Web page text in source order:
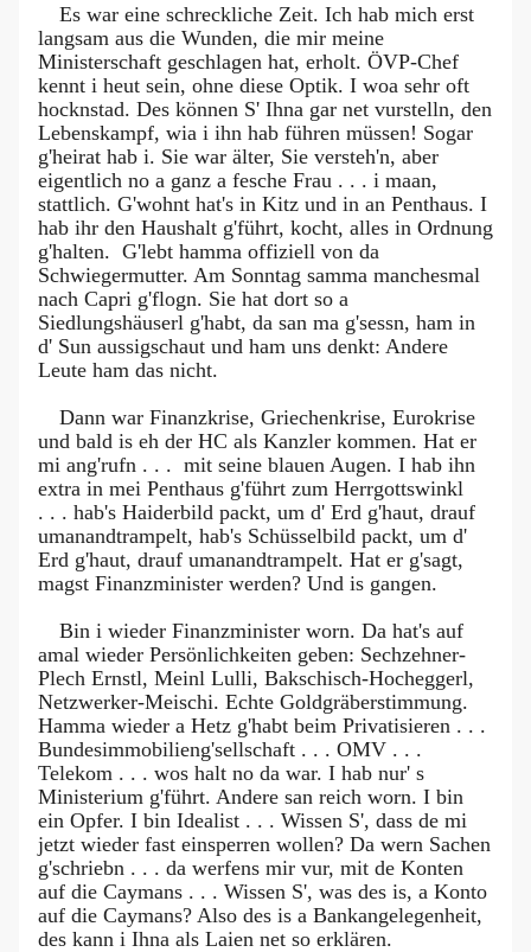
Es war eine schreckliche Zeit. Ich hab mich erst
langsam aus die Wunden, die mir meine
Ministerschaft geschlagen hat, erholt. ÖVP-Chef
kennt i heut sein, ohne diese Optik. I woa sehr oft
hocknstad. Des können S' Ihna gar net vurstelln, den
Lebenskampf, wia i ihn hab führen müssen! Sogar
g'heirat hab i. Sie war älter, Sie versteh'n, aber
eigentlich no a ganz a fesche Frau . . . i maan,
stattlich. G'wohnt hat's in Kitz und in an Penthaus. I
hab ihr den Haushalt g'führt, kocht, alles in Ordnung
g'halten. G'lebt hamma offiziell von da
Schwiegermutter. Am Sonntag samma manchesmal
nach Capri g'flogn. Sie hat dort so a
Siedlungshäuserl g'habt, da san ma g'sessn, ham in
d' Sun aussigschaut und ham uns denkt: Andere
Leute ham das nicht.
Dann war Finanzkrise, Griechenkrise, Eurokrise
und bald is eh der HC als Kanzler kommen. Hat er
mi ang'rufn . . . mit seine blauen Augen. I hab ihn
extra in mei Penthaus g'führt zum Herrgottswinkl
. . . hab's Haiderbild packt, um d' Erd g'haut, drauf
umanandtrampelt, hab's Schüsselbild packt, um d'
Erd g'haut, drauf umanandtrampelt. Hat er g'sagt,
magst Finanzminister werden? Und is gangen.
Bin i wieder Finanzminister worn. Da hat's auf
amal wieder Persönlichkeiten geben: Sechzehner-
Plech Ernstl, Meinl Lulli, Bakschisch-Hocheggerl,
Netzwerker-Meischi. Echte Goldgräberstimmung.
Hamma wieder a Hetz g'habt beim Privatisieren . . .
Bundesimmobilieng'sellschaft . . . OMV . . .
Telekom . . . wos halt no da war. I hab nur' s
Ministerium g'führt. Andere san reich worn. I bin
ein Opfer. I bin Idealist . . . Wissen S', dass de mi
jetzt wieder fast einsperren wollen? Da wern Sachen
g'schriebn . . . da werfens mir vur, mit de Konten
auf die Caymans . . . Wissen S', was des is, a Konto
auf die Caymans? Also des is a Bankangelegenheit,
des kann i Ihna als Laien net so erklären.